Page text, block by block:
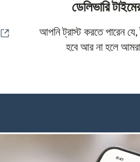
(নতুন উইন্ডোতে খুলবে)
ডেলিভারি
আপনি ট্রাস্ট করতে পারেন যে,
হবে আর না হলে